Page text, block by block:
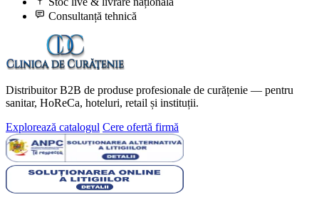
Consultanță tehnică
Distribuitor B2B de produse profesionale de curățenie — pentru
sanitar, HoReCa, hoteluri, retail și instituții.
Explorează catalogul Cere ofertă firmă